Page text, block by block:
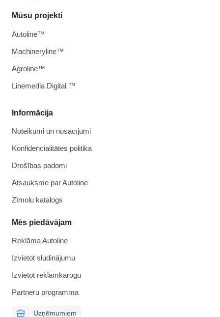
Informācija
Noteikumi un nosacījumi
Konfidencialitātes politika
Drošības padomi
Atsauksme par Autoline
Zīmolu katalogs
Mēs piedāvājam
Reklāma Autoline
Izvietot sludinājumu
Izvietot reklāmkarogu
Partneru programma
Uzņēmumiem
Mūsu projekti
Autoline™
Machineryline™
Agroline™
Linemedia Digital ™